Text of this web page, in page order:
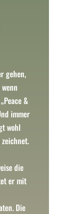
gehen,
&
immer
wohl
die
er mit
Die